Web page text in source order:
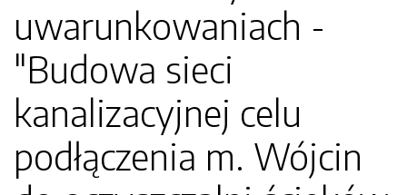
uwarunkowaniach -
"Budowa sieci
kanalizacyjnej celu
podłączenia m. Wójcin